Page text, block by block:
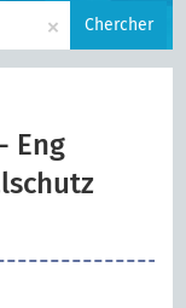
× Chercher
Eng